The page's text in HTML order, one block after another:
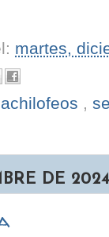
martes,
,
DE 2024